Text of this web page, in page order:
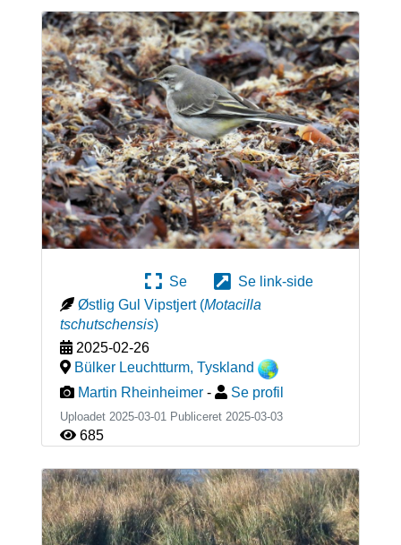
Se
Se link-side
Østlig Gul Vipstjert (Motacilla
tschutschensis)
2025-02-26
Bülker Leuchtturm, Tyskland
Martin Rheinheimer - Se profil
Uploadet 2025-03-01 Publiceret 2025-03-03
685